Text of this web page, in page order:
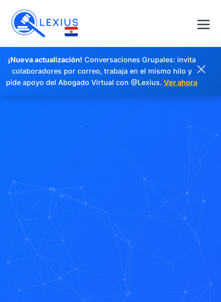
¡Nueva actualización! Conversaciones Grupales: invita
colaboradores por correo, trabaja en el mismo hilo y
pide apoyo del Abogado Virtual con @Lexius. Ver ahora